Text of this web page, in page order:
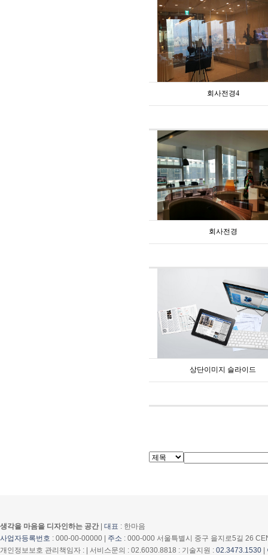
회사전경4
회사전경
상단이미지 슬라이드
생각을 마음을 디자인하는 공간 대표 : 한마음
사업자등록번호 : 000-00-00000 | 주소 : 000-000 서울특별시 중구 을지로5길 26
개인정보보호 관리책임자 : | 서비스문의 : 02.6030.8818 : 기술지원 : 02.3473.1530